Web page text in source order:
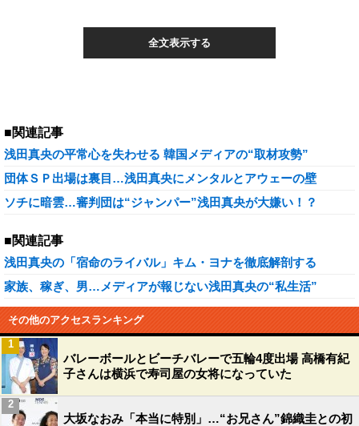
全文表示する
■関連記事
浅田真央の平常心を失わせる 韓国メディアの“取材攻勢”
団体ＳＰ出場は裏目…浅田真央にメンタルとアウェーの壁
ソチに暗雲…審判団は“ジャンパー”浅田真央が大嫌い！？
■関連記事
浅田真央の「宿命のライバル」キム・ヨナを徹底解剖する
家族、稼ぎ、男…メディアが報じない浅田真央の“私生活”
その他のアクセスランキング
バレーボールとビーチバレーで五輪4度出場 高橋有紀
子さんは横浜で寿司屋の女将になっていた
1
大坂なおみ「本当に特別」…“お兄さん”錦織圭との初
2